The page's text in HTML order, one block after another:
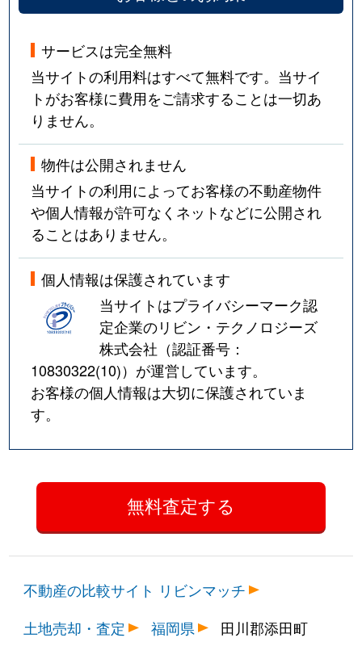
サービスは完全無料
当サイトの利用料はすべて無料です。当サイ
トがお客様に費用をご請求することは一切あ
りません。
物件は公開されません
当サイトの利用によってお客様の不動産物件
や個人情報が許可なくネットなどに公開され
ることはありません。
個人情報は保護されています
当サイトはプライバシーマーク認
定企業のリビン・テクノロジーズ
株式会社（認証番号：
10830322(10)）が運営しています。
お客様の個人情報は大切に保護されていま
す。
不動産の比較サイト リビンマッチ
土地売却・査定
福岡県 田川郡添田町